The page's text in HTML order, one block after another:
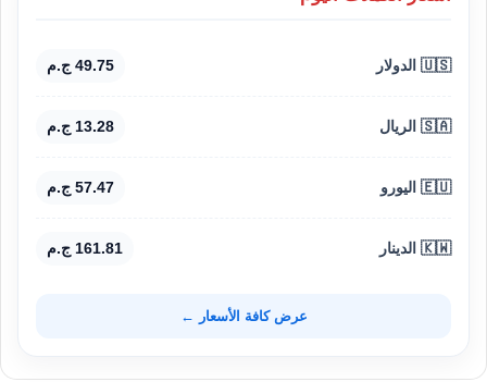
🇺🇸 الدولار 49.75 ج.م
🇸🇦 الريال 13.28 ج.م
🇪🇺 اليورو 57.47 ج.م
🇰🇼 الدينار 161.81 ج.م
عرض كافة الأسعار ←